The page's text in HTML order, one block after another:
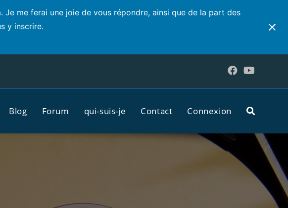
me ferai une joie de vous répondre, ainsi que de la part des
y inscrire.
Blog Forum qui-suis-je Contact Connexion